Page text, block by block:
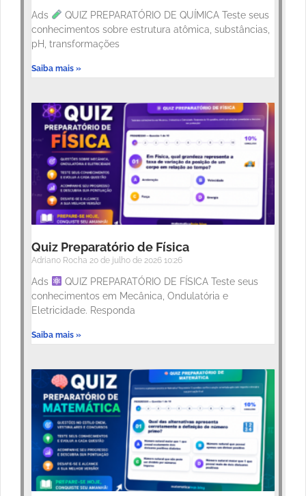
Ads
QUIZ PREPARATÓRIO DE QUÍMICA Teste seus
conhecimentos sobre estrutura atômica, substâncias,
pH, transformações
Saiba mais »
Quiz Preparatório de Física
Adriano Rocha 20 de julho de 2026 10:26
Ads
QUIZ PREPARATÓRIO DE FÍSICA Teste seus
conhecimentos em Mecânica, Ondulatória e
Eletricidade. Responda
Saiba mais »